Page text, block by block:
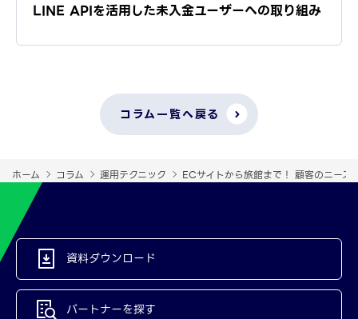
LINE APIを活用した未入金ユーザーへの取り組み
コラム一覧へ戻る
ホーム コラム 運用テクニック ECサイトから旅館まで！ 顧客のニーズ
資料ダウンロード
パートナーを探す